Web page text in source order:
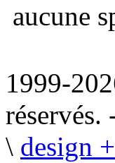
aucune
1999-
réservés.
\ design